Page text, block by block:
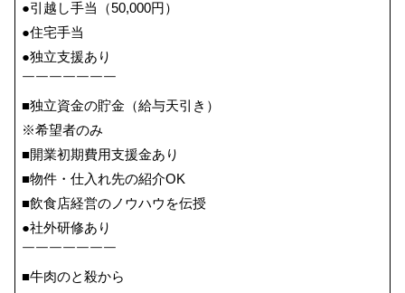
●引越し手当（50,000円）
●住宅手当
●独立支援あり
￣￣￣￣￣￣￣
■独立資金の貯金（給与天引き）
※希望者のみ
■開業初期費用支援金あり
■物件・仕入れ先の紹介OK
■飲食店経営のノウハウを伝授
●社外研修あり
￣￣￣￣￣￣￣
■牛肉のと殺から